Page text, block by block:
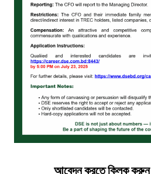
আবেদন করতে ক্লিক করুন